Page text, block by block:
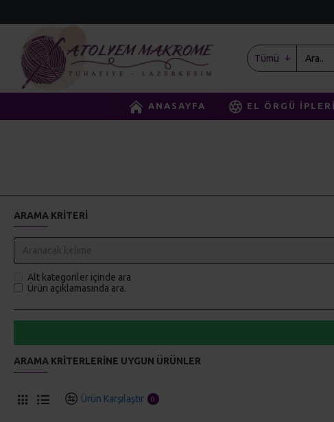
Tümü
ANASAYFA EL ÖRGÜ İPLERI
ARAMA KRITERI
Alt kategoriler içinde ara
Ürün açıklamasında ara.
ARAMA KRITERLERINE UYGUN ÜRÜNLER
Ürün Karşılaştır 0